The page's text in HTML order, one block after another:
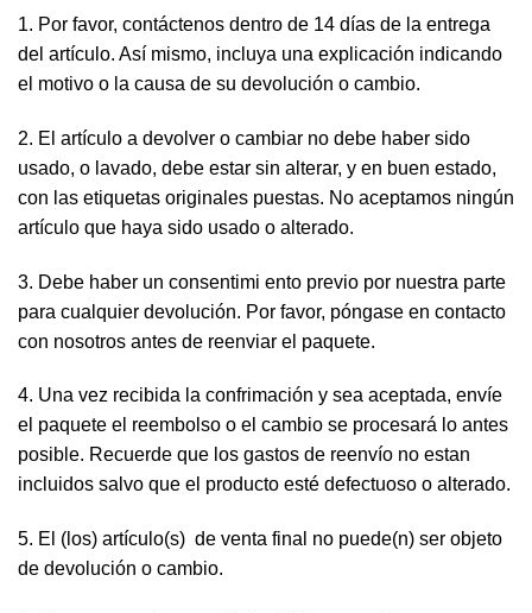
1. Por favor, contáctenos dentro de 14 días de la entrega
del artículo. Así mismo, incluya una explicación indicando
el motivo o la causa de su devolución o cambio.
2. El artículo a devolver o cambiar no debe haber sido
usado, o lavado, debe estar sin alterar, y en buen estado,
con las etiquetas originales puestas. No aceptamos ningún
artículo que haya sido usado o alterado.
3. Debe haber un consentimi ento previo por nuestra parte
para cualquier devolución. Por favor, póngase en contacto
con nosotros antes de reenviar el paquete.
4. Una vez recibida la confrimación y sea aceptada, envíe
el paquete el reembolso o el cambio se procesará lo antes
posible. Recuerde que los gastos de reenvío no estan
incluidos salvo que el producto esté defectuoso o alterado.
5. El (los) artículo(s) de venta final no puede(n) ser objeto
de devolución o cambio.